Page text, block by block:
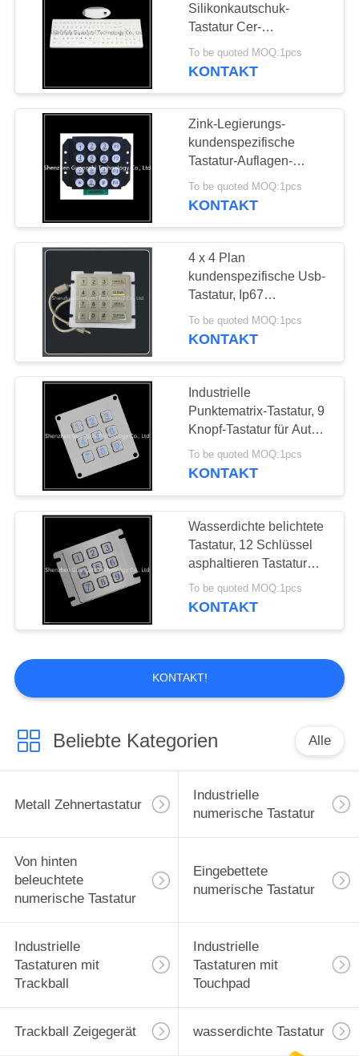
Silikonkautschuk-
Tastatur Cer-
Zustimmungen der
Verbindungs-Usb oder
To be quoted MOQ:1pcs
KONTAKT
Zink-Legierungs-
kundenspezifische
Tastatur-Auflagen-
transparenter Knopf-
Passwort-Verschluss für
To be quoted MOQ:1pcs
KONTAKT
4 x 4 Plan
kundenspezifische Usb-
Tastatur, Ip67
Schlüsseltastatur der
Klassen-16 wasserdicht
To be quoted MOQ:1pcs
KONTAKT
Industrielle
Punktematrix-Tastatur, 9
Knopf-Tastatur für Auto-
Ladestation
To be quoted MOQ:1pcs
KONTAKT
Wasserdichte belichtete
Tastatur, 12 Schlüssel
asphaltieren Tastatur
3x4 mit Usb-Schnittstelle
To be quoted MOQ:1pcs
KONTAKT
KONTAKT!
Beliebte Kategorien Alle
Metall Zehnertastatur
Industrielle
numerische Tastatur
Von hinten
beleuchtete
numerische Tastatur
Eingebettete
numerische Tastatur
Industrielle
Tastaturen mit
Trackball
Industrielle
Tastaturen mit
Touchpad
Trackball Zeigegerät wasserdichte Tastatur